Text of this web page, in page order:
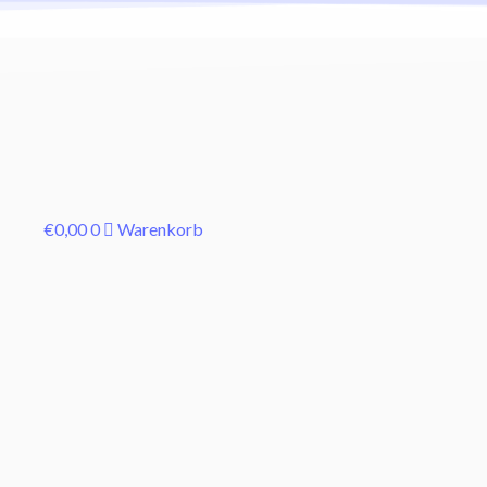
€0,000 Warenkorb